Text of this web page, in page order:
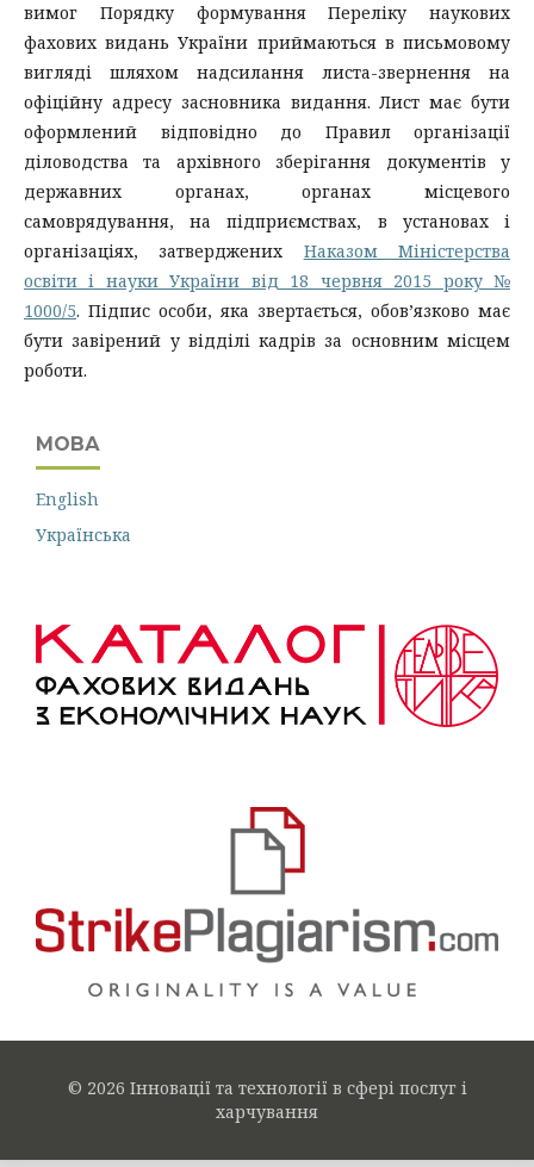
вимог Порядку формування Переліку наукових
фахових видань України приймаються в письмовому
вигляді шляхом надсилання листа-звернення на
офіційну адресу засновника видання. Лист має бути
оформлений відповідно до Правил організації
діловодства та архівного зберігання документів у
державних органах, органах місцевого
самоврядування, на підприємствах, в установах і
організаціях, затверджених Наказом Міністерства
освіти і науки України від 18 червня 2015 року №
1000/5. Підпис особи, яка звертається, обов’язково має
бути завірений у відділі кадрів за основним місцем
роботи.
МОВА
English
Українська
© 2026 Інновації та технології в сфері послуг і
харчування